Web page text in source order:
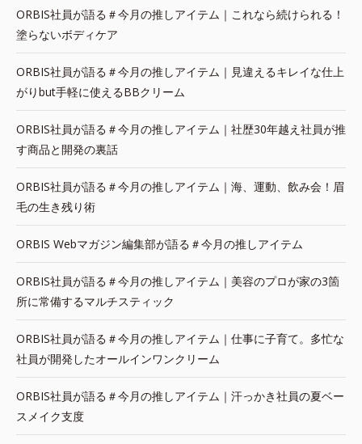
ORBIS社員が語る＃今月の推しアイテム｜これなら続けられる！
塗らないボディケア
ORBIS社員が語る＃今月の推しアイテム｜見違えるキレイな仕上
がりbut手軽に使えるBBクリーム
ORBIS社員が語る＃今月の推しアイテム｜社歴30年越え社員が推
す商品と開発の裏話
ORBIS社員が語る＃今月の推しアイテム｜海、運動、飲み会！眉
毛の生き残り術
ORBIS Webマガジン編集部が語る＃今月の推しアイテム
ORBIS社員が語る＃今月の推しアイテム｜美容のプロが家の3箇
所に常備するマルチスティック
ORBIS社員が語る＃今月の推しアイテム｜仕事に子育て。多忙な
社員が開発したオールインワンクリーム
ORBIS社員が語る＃今月の推しアイテム｜汗っかき社員の夏ベー
スメイク支度